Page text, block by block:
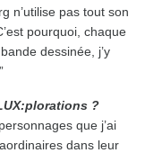
n’utilise pas tout son
pourquoi, chaque
dessinée, j’y
?
que j’ai
dans leur